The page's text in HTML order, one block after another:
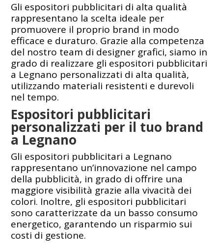
Gli espositori pubblicitari di alta qualità
rappresentano la scelta ideale per
promuovere il proprio brand in modo
efficace e duraturo. Grazie alla competenza
del nostro team di designer grafici, siamo in
grado di realizzare gli espositori pubblicitari
a Legnano personalizzati di alta qualità,
utilizzando materiali resistenti e durevoli
nel tempo.
Espositori pubblicitari
personalizzati per il tuo brand
a Legnano
Gli espositori pubblicitari a Legnano
rappresentano un’innovazione nel campo
della pubblicità, in grado di offrire una
maggiore visibilità grazie alla vivacità dei
colori. Inoltre, gli espositori pubblicitari
sono caratterizzate da un basso consumo
energetico, garantendo un risparmio sui
costi di gestione.